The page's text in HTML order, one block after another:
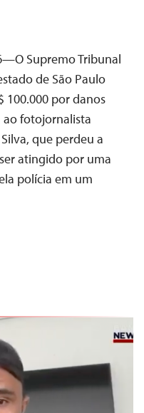
Supremo Tribunal
de São Paulo
100.000 por danos
ao fotojornalista
que perdeu a
atingido por uma
polícia em um